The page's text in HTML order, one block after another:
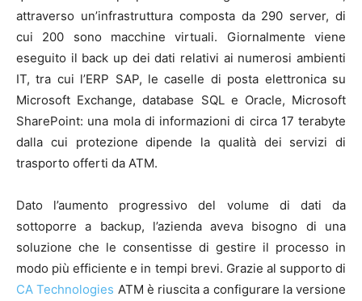
attraverso un’infrastruttura composta da 290 server, di
cui 200 sono macchine virtuali. Giornalmente viene
eseguito il back up dei dati relativi ai numerosi ambienti
IT, tra cui l’ERP SAP, le caselle di posta elettronica su
Microsoft Exchange, database SQL e Oracle, Microsoft
SharePoint: una mola di informazioni di circa 17 terabyte
dalla cui protezione dipende la qualità dei servizi di
trasporto offerti da ATM.
Dato l’aumento progressivo del volume di dati da
sottoporre a backup, l’azienda aveva bisogno di una
soluzione che le consentisse di gestire il processo in
modo più efficiente e in tempi brevi. Grazie al supporto di
CA Technologies ATM è riuscita a configurare la versione